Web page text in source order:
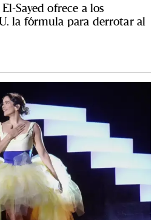
Sayed ofrece a los
la fórmula para derrotar al